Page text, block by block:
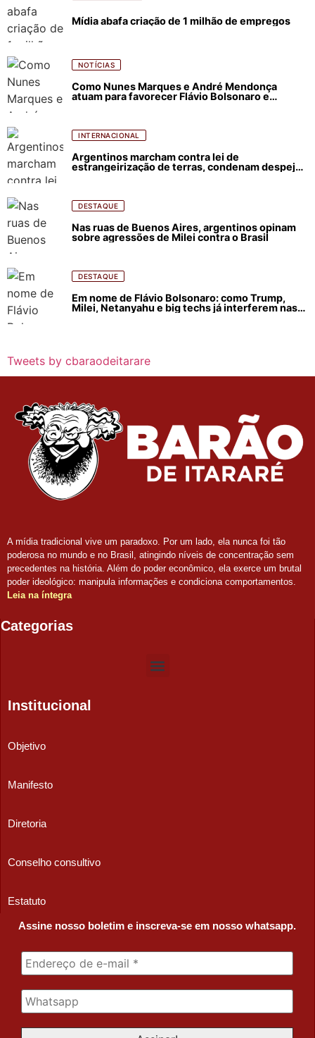
Mídia abafa criação de 1 milhão de empregos
NOTÍCIAS
Como Nunes Marques e André Mendonça
atuam para favorecer Flávio Bolsonaro e
INTERNACIONAL
Argentinos marcham contra lei de
estrangeirização de terras, condenam despejos
DESTAQUE
Nas ruas de Buenos Aires, argentinos opinam
sobre agressões de Milei contra o Brasil
DESTAQUE
Em nome de Flávio Bolsonaro: como Trump,
Milei, Netanyahu e big techs já interferem nas
Tweets by cbaraodeitarare
A mídia tradicional vive um paradoxo. Por um lado, ela nunca foi tão
poderosa no mundo e no Brasil, atingindo níveis de concentração sem
precedentes na história. Além do poder econômico, ela exerce um brutal
poder ideológico: manipula informações e condiciona comportamentos.
Leia na íntegra
Categorias
Institucional
Objetivo
Manifesto
Diretoria
Conselho consultivo
Estatuto
Assine nosso boletim e inscreva-se em nosso whatsapp.